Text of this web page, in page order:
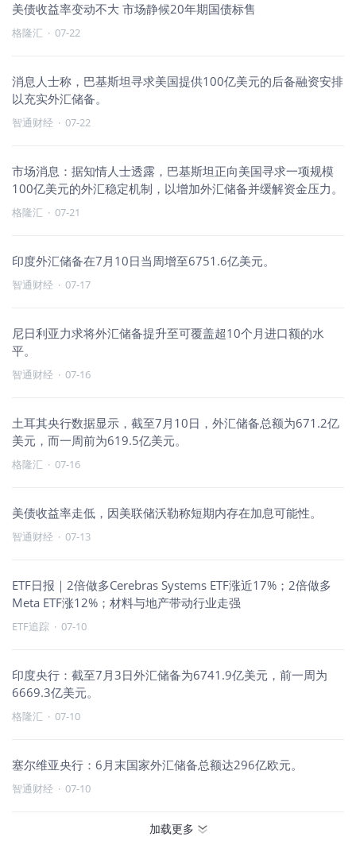
美债收益率变动不大 市场静候20年期国债标售
格隆汇 · 07-22
消息人士称，巴基斯坦寻求美国提供100亿美元的后备融资安排
以充实外汇储备。
智通财经 · 07-22
市场消息：据知情人士透露，巴基斯坦正向美国寻求一项规模
100亿美元的外汇稳定机制，以增加外汇储备并缓解资金压力。
格隆汇 · 07-21
印度外汇储备在7月10日当周增至6751.6亿美元。
智通财经 · 07-17
尼日利亚力求将外汇储备提升至可覆盖超10个月进口额的水
平。
智通财经 · 07-16
土耳其央行数据显示，截至7月10日，外汇储备总额为671.2亿
美元，而一周前为619.5亿美元。
格隆汇 · 07-16
美债收益率走低，因美联储沃勒称短期内存在加息可能性。
智通财经 · 07-13
ETF日报｜2倍做多Cerebras Systems ETF涨近17%；2倍做多
Meta ETF涨12%；材料与地产带动行业走强
ETF追踪 · 07-10
印度央行：截至7月3日外汇储备为6741.9亿美元，前一周为
6669.3亿美元。
格隆汇 · 07-10
塞尔维亚央行：6月末国家外汇储备总额达296亿欧元。
智通财经 · 07-10
加载更多